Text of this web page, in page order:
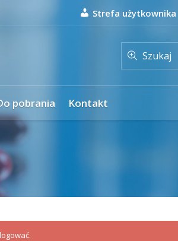
Strefa użytkownika
Szukaj
pobrania Kontakt